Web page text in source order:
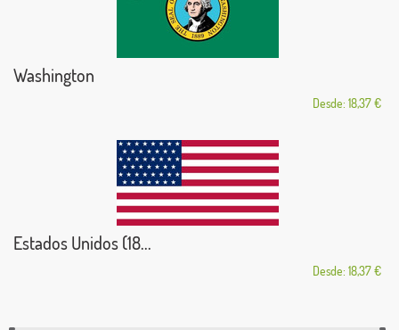
Washington
Desde: 18,37 €
Estados Unidos (18...
Desde: 18,37 €